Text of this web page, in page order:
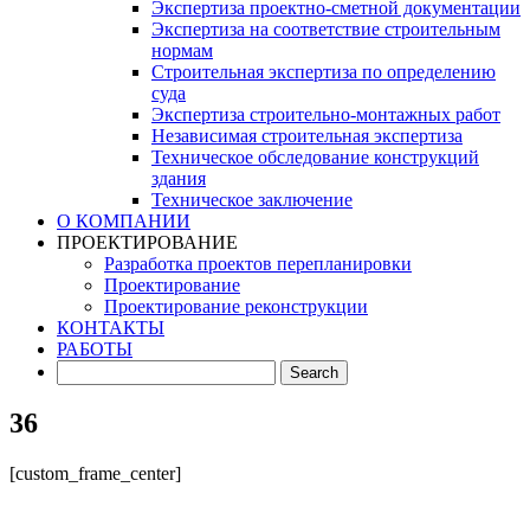
Экспертиза проектно-сметной документации
Экспертиза на соответствие строительным
нормам
Строительная экспертиза по определению
суда
Экспертиза строительно-монтажных работ
Независимая строительная экспертиза
Техническое обследование конструкций
здания
Техническое заключение
О КОМПАНИИ
ПРОЕКТИРОВАНИЕ
Разработка проектов перепланировки
Проектирование
Проектирование реконструкции
КОНТАКТЫ
РАБОТЫ
36
[custom_frame_center]